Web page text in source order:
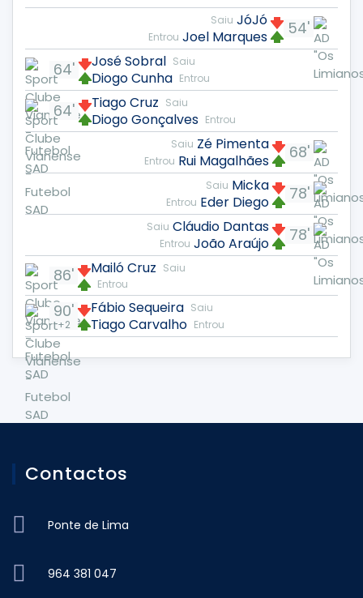
54'
Saiu JóJó
Entrou Joel Marques
Saiu
José Sobral
Entrou
Diogo Cunha
64'
Saiu
Tiago Cruz
Entrou
Diogo Gonçalves
64'
68'
Saiu Zé Pimenta
Entrou Rui Magalhães
78'
Saiu Micka
Entrou Eder Diego
78'
Saiu Cláudio Dantas
Entrou João Araújo
Saiu
Mailó Cruz
Entrou
86'
Saiu
Fábio Sequeira
Entrou
Tiago Carvalho
90'
+2
Contactos
Ponte de Lima
964 381 047